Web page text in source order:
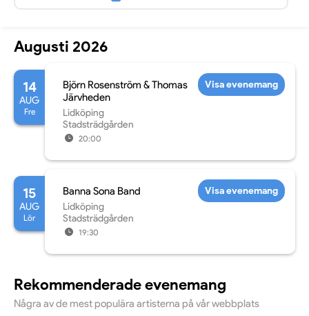
Augusti 2026
14
AUG
Fre
Björn Rosenström & Thomas
Järvheden
Lidköping
Stadsträdgården
20:00
Visa evenemang
15
AUG
Lör
Banna Sona Band
Lidköping
Stadsträdgården
19:30
Visa evenemang
Rekommenderade evenemang
Några av de mest populära artisterna på vår webbplats